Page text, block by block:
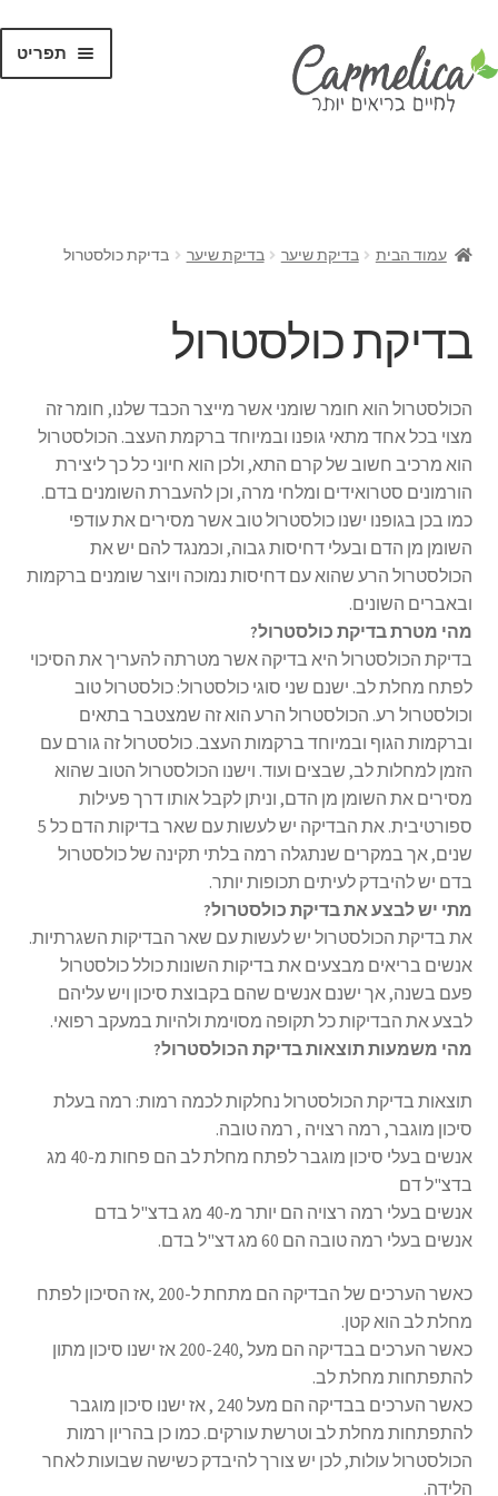
תפריט
עמוד הבית בדיקת שיער בדיקת שיער בדיקת כולסטרול
בדיקת כולסטרול
הכולסטרול הוא חומר שומני אשר מייצר הכבד שלנו, חומר זה
מצוי בכל אחד מתאי גופנו ובמיוחד ברקמת העצב. הכולסטרול
הוא מרכיב חשוב של קרם התא, ולכן הוא חיוני כל כך ליצירת
הורמונים סטרואידים ומלחי מרה, וכן להעברת השומנים בדם.
כמו בכן בגופנו ישנו כולסטרול טוב אשר מסירים את עודפי
השומן מן הדם ובעלי דחיסות גבוה, וכמנגד להם יש את
הכולסטרול הרע שהוא עם דחיסות נמוכה ויוצר שומנים ברקמות
ובאברים השונים.
מהי מטרת בדיקת כולסטרול?
בדיקת הכולסטרול היא בדיקה אשר מטרתה להעריך את הסיכוי
לפתח מחלת לב. ישנם שני סוגי כולסטרול: כולסטרול טוב
וכולסטרול רע. הכולסטרול הרע הוא זה שמצטבר בתאים
וברקמות הגוף ובמיוחד ברקמות העצב. כולסטרול זה גורם עם
הזמן למחלות לב, שבצים ועוד. וישנו הכולסטרול הטוב שהוא
מסירים את השומן מן הדם, וניתן לקבל אותו דרך פעילות
ספורטיבית. את הבדיקה יש לעשות עם שאר בדיקות הדם כל 5
שנים, אך במקרים שנתגלה רמה בלתי תקינה של כולסטרול
בדם יש להיבדק לעיתים תכופות יותר.
מתי יש לבצע את בדיקת כולסטרול?
את בדיקת הכולסטרול יש לעשות עם שאר הבדיקות השגרתיות.
אנשים בריאים מבצעים את בדיקות השונות כולל כולסטרול
פעם בשנה, אך ישנם אנשים שהם בקבוצת סיכון ויש עליהם
לבצע את הבדיקות כל תקופה מסוימת ולהיות במעקב רפואי.
מהי משמעות תוצאות בדיקת הכולסטרול?
תוצאות בדיקת הכולסטרול נחלקות לכמה רמות: רמה בעלת
סיכון מוגבר, רמה רצויה , רמה טובה.
אנשים בעלי סיכון מוגבר לפתח מחלת לב הם פחות מ-40 מג
בדצ"ל דם
אנשים בעלי רמה רצויה הם יותר מ-40 מג בדצ"ל בדם
אנשים בעלי רמה טובה הם 60 מג דצ"ל בדם.
כאשר הערכים של הבדיקה הם מתחת ל-200 ,אז הסיכון לפתח
מחלת לב הוא קטן.
כאשר הערכים בבדיקה הם מעל ,200-240 אז ישנו סיכון מתון
להתפתחות מחלת לב.
כאשר הערכים בבדיקה הם מעל 240 , אז ישנו סיכון מוגבר
להתפתחות מחלת לב וטרשת עורקים. כמו כן בהריון רמות
הכולסטרול עולות, לכן יש צורך להיבדק כשישה שבועות לאחר
הלידה.